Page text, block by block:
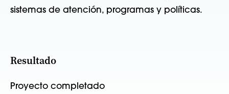
sistemas de atención, programas y políticas.
Resultado
Proyecto completado